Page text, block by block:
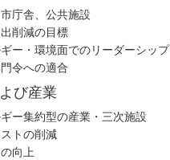
庁舎、公共施設
削減の目標
ー・環境面でのリーダーシップ
令への適合
び産業
ー集約型の産業・三次施設
トの削減
向上